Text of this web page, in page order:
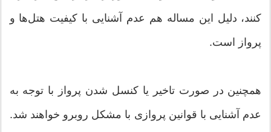
کنند، دلیل این مساله هم عدم آشنایی با کیفیت هتل‌ها و
پرواز است.
همچنین در صورت تاخیر یا کنسل شدن پرواز با توجه به
عدم آشنایی با قوانین پروازی با مشکل روبرو خواهند شد.